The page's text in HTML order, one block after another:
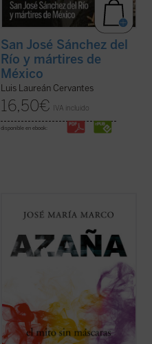
San José Sánchez del
Río y mártires de
México
Luis Laureán Cervantes
16,50€ IVA incluido
disponible en ebook:
María Marco, autor hace ya treinta años de
una de las más importantes biografías de
Manuel Azaña, ha compuesto este nuevo
ensayo histórico-político sobre el escritor y
político de Alcalá de Henares ... (ver ficha)